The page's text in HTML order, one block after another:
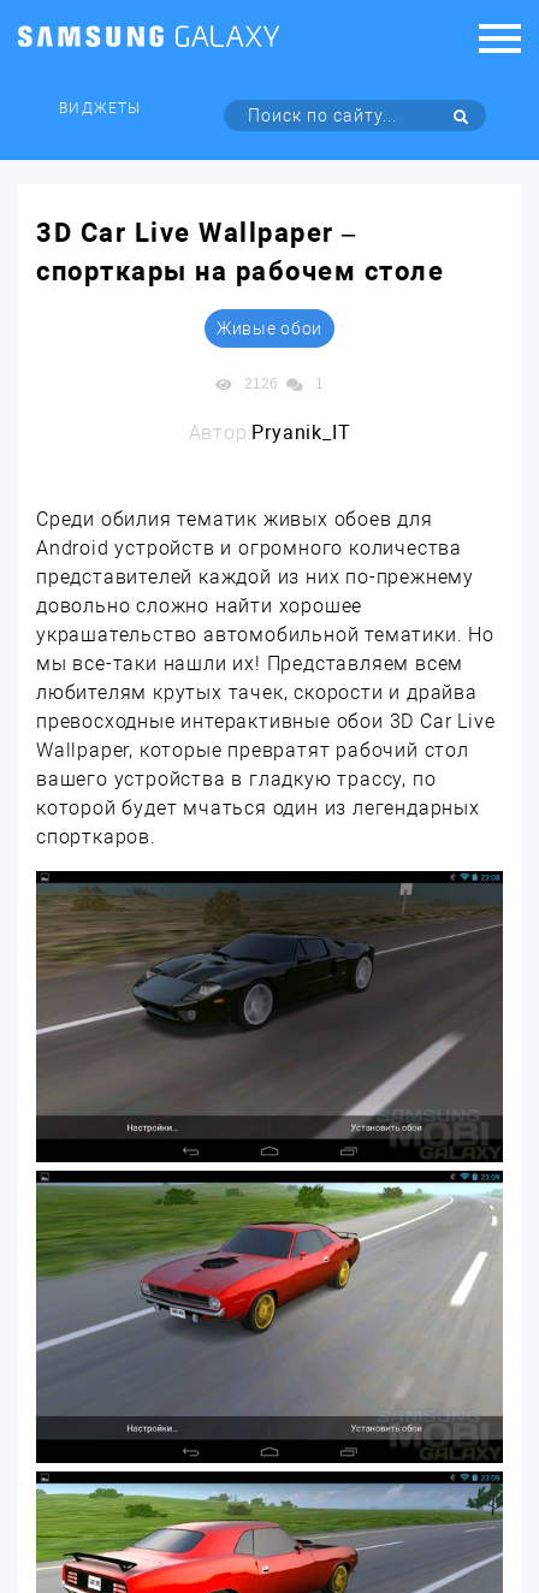
ВИДЖЕТЫ
3D Car Live Wallpaper –
спорткары на рабочем столе
Живые обои
2126 1
Автор:Pryanik_IT
Среди обилия тематик живых обоев для
Android устройств и огромного количества
представителей каждой из них по-прежнему
довольно сложно найти хорошее
украшательство автомобильной тематики. Но
мы все-таки нашли их! Представляем всем
любителям крутых тачек, скорости и драйва
превосходные интерактивные обои 3D Car Live
Wallpaper, которые превратят рабочий стол
вашего устройства в гладкую трассу, по
которой будет мчаться один из легендарных
спорткаров.